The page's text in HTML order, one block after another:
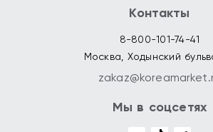
Контакты
8-800-101-74-41
Москва, Ходынский
Мы в соцсетях